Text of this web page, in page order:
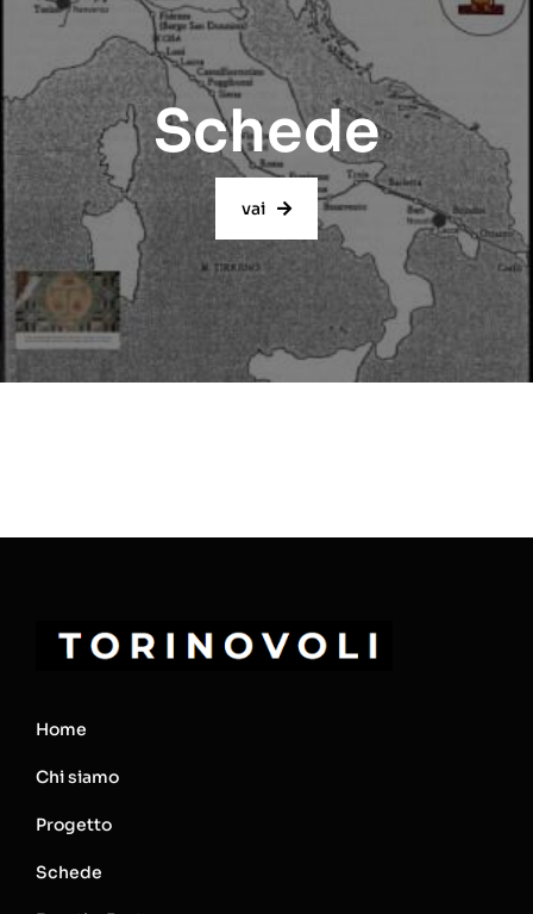
Schede
vai
Home
Chi siamo
Progetto
Schede